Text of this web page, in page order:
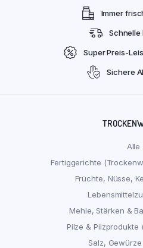
Immer
Schnelle
Super Preis-
Sichere
Alle
Fertiggerichte
Früchte, Nüsse,
Mehle, Stärken &
Pilze & Pilzprodukte
Salz,